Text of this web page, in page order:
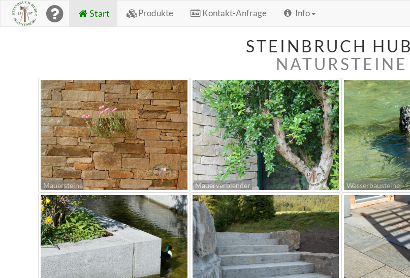
Start Produkte Kontakt-Anfrage Info
STEINBRUCH
NATURSTEINE
Mauersteine Mauerverblender Wasserbausteine